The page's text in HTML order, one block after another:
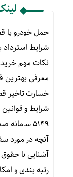
حمل خودرو با
شرایط استرداد
نکات مهم
معرفی بهترین
خسارت تاخیر
شرایط و
۵۱۴۹ سامانه صدای مسافر راه آهن
آنچه در مورد
آشنایی با
رتبه بندی و